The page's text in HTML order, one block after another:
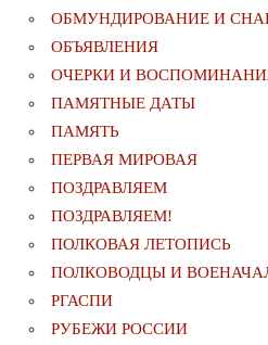
ОБМУНДИРОВАНИЕ И
ОБЪЯВЛЕНИЯ
ОЧЕРКИ И
ПАМЯТНЫЕ ДАТЫ
ПАМЯТЬ
ПЕРВАЯ МИРОВАЯ
ПОЗДРАВЛЯЕМ
ПОЗДРАВЛЯЕМ!
ПОЛКОВАЯ ЛЕТОПИСЬ
ПОЛКОВОДЦЫ И
РГАСПИ
РУБЕЖИ РОССИИ